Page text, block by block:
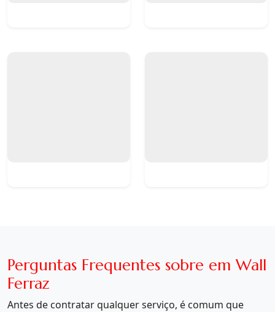
Perguntas Frequentes sobre em Wall
Ferraz
Antes de contratar qualquer serviço, é comum que